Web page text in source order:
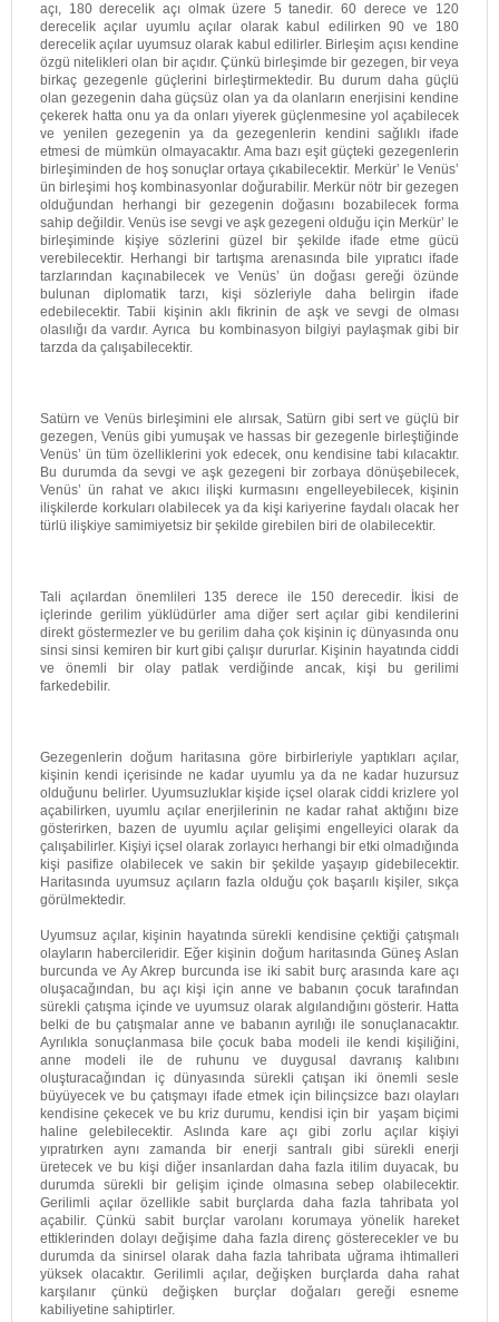
açı, 180 derecelik açı olmak üzere 5 tanedir. 60 derece ve 120
derecelik açılar uyumlu açılar olarak kabul edilirken 90 ve 180
derecelik açılar uyumsuz olarak kabul edilirler. Birleşim açısı kendine
özgü nitelikleri olan bir açıdır. Çünkü birleşimde bir gezegen, bir veya
birkaç gezegenle güçlerini birleştirmektedir. Bu durum daha güçlü
olan gezegenin daha güçsüz olan ya da olanların enerjisini kendine
çekerek hatta onu ya da onları yiyerek güçlenmesine yol açabilecek
ve yenilen gezegenin ya da gezegenlerin kendini sağlıklı ifade
etmesi de mümkün olmayacaktır. Ama bazı eşit güçteki gezegenlerin
birleşiminden de hoş sonuçlar ortaya çıkabilecektir. Merkür’ le Venüs’
ün birleşimi hoş kombinasyonlar doğurabilir. Merkür nötr bir gezegen
olduğundan herhangi bir gezegenin doğasını bozabilecek forma
sahip değildir. Venüs ise sevgi ve aşk gezegeni olduğu için Merkür’ le
birleşiminde kişiye sözlerini güzel bir şekilde ifade etme gücü
verebilecektir. Herhangi bir tartışma arenasında bile yıpratıcı ifade
tarzlarından kaçınabilecek ve Venüs’ ün doğası gereği özünde
bulunan diplomatik tarzı, kişi sözleriyle daha belirgin ifade
edebilecektir. Tabii kişinin aklı fikrinin de aşk ve sevgi de olması
olasılığı da vardır. Ayrıca bu kombinasyon bilgiyi paylaşmak gibi bir
tarzda da çalışabilecektir.
Satürn ve Venüs birleşimini ele alırsak, Satürn gibi sert ve güçlü bir
gezegen, Venüs gibi yumuşak ve hassas bir gezegenle birleştiğinde
Venüs’ ün tüm özelliklerini yok edecek, onu kendisine tabi kılacaktır.
Bu durumda da sevgi ve aşk gezegeni bir zorbaya dönüşebilecek,
Venüs’ ün rahat ve akıcı ilişki kurmasını engelleyebilecek, kişinin
ilişkilerde korkuları olabilecek ya da kişi kariyerine faydalı olacak her
türlü ilişkiye samimiyetsiz bir şekilde girebilen biri de olabilecektir.
Tali açılardan önemlileri 135 derece ile 150 derecedir. İkisi de
içlerinde gerilim yüklüdürler ama diğer sert açılar gibi kendilerini
direkt göstermezler ve bu gerilim daha çok kişinin iç dünyasında onu
sinsi sinsi kemiren bir kurt gibi çalışır dururlar. Kişinin hayatında ciddi
ve önemli bir olay patlak verdiğinde ancak, kişi bu gerilimi
farkedebilir.
Gezegenlerin doğum haritasına göre birbirleriyle yaptıkları açılar,
kişinin kendi içerisinde ne kadar uyumlu ya da ne kadar huzursuz
olduğunu belirler. Uyumsuzluklar kişide içsel olarak ciddi krizlere yol
açabilirken, uyumlu açılar enerjilerinin ne kadar rahat aktığını bize
gösterirken, bazen de uyumlu açılar gelişimi engelleyici olarak da
çalışabilirler. Kişiyi içsel olarak zorlayıcı herhangi bir etki olmadığında
kişi pasifize olabilecek ve sakin bir şekilde yaşayıp gidebilecektir.
Haritasında uyumsuz açıların fazla olduğu çok başarılı kişiler, sıkça
görülmektedir.
Uyumsuz açılar, kişinin hayatında sürekli kendisine çektiği çatışmalı
olayların habercileridir. Eğer kişinin doğum haritasında Güneş Aslan
burcunda ve Ay Akrep burcunda ise iki sabit burç arasında kare açı
oluşacağından, bu açı kişi için anne ve babanın çocuk tarafından
sürekli çatışma içinde ve uyumsuz olarak algılandığını gösterir. Hatta
belki de bu çatışmalar anne ve babanın ayrılığı ile sonuçlanacaktır.
Ayrılıkla sonuçlanmasa bile çocuk baba modeli ile kendi kişiliğini,
anne modeli ile de ruhunu ve duygusal davranış kalıbını
oluşturacağından iç dünyasında sürekli çatışan iki önemli sesle
büyüyecek ve bu çatışmayı ifade etmek için bilinçsizce bazı olayları
kendisine çekecek ve bu kriz durumu, kendisi için bir yaşam biçimi
haline gelebilecektir. Aslında kare açı gibi zorlu açılar kişiyi
yıpratırken aynı zamanda bir enerji santralı gibi sürekli enerji
üretecek ve bu kişi diğer insanlardan daha fazla itilim duyacak, bu
durumda sürekli bir gelişim içinde olmasına sebep olabilecektir.
Gerilimli açılar özellikle sabit burçlarda daha fazla tahribata yol
açabilir. Çünkü sabit burçlar varolanı korumaya yönelik hareket
ettiklerinden dolayı değişime daha fazla direnç gösterecekler ve bu
durumda da sinirsel olarak daha fazla tahribata uğrama ihtimalleri
yüksek olacaktır. Gerilimli açılar, değişken burçlarda daha rahat
karşılanır çünkü değişken burçlar doğaları gereği esneme
kabiliyetine sahiptirler.